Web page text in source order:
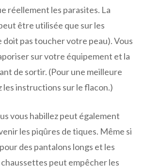
réellement les parasites. La
être utilisée que sur les
pas toucher votre peau). Vous
sur votre équipement et la
de sortir. (Pour une meilleure
les instructions sur le flacon.)
vous habillez peut également
les piqûres de tiques. Même si
des pantalons longs et les
peut empêcher les